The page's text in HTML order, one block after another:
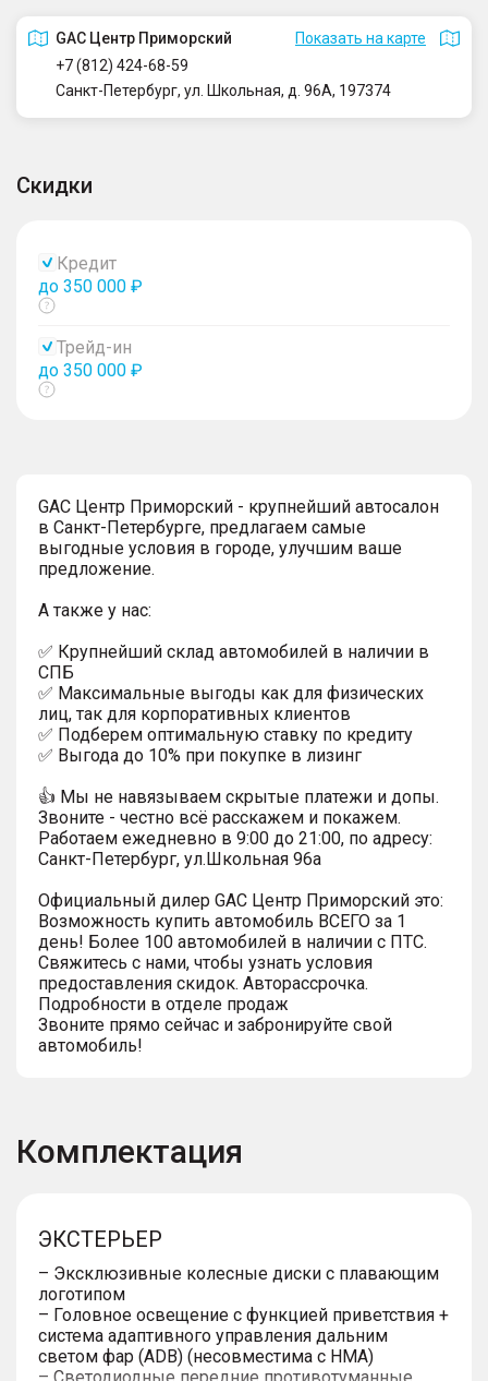
GAC Центр Приморский
Показать на карте
+7 (812) 424-68-59
Санкт-Петербург, ул. Школьная, д. 96А, 197374
Скидки
Кредит
до 350 000 ₽
Показать
Трейд-ин
до 350 000 ₽
Показать
GAC Центр Приморский - крупнейший автосалон
в Санкт-Петербурге, предлагаем самые
выгодные условия в городе, улучшим ваше
предложение.
А также у нас:
✅ Крупнейший склад автомобилей в наличии в
СПБ
✅ Максимальные выгоды как для физических
лиц, так для корпоративных клиентов
✅ Подберем оптимальную ставку по кредиту
✅ Выгода до 10% при покупке в лизинг
👍 Мы не навязываем скрытые платежи и допы.
Звоните - честно всё расскажем и покажем.
Работаем ежедневно в 9:00 до 21:00, по адресу:
Санкт-Петербург, ул.Школьная 96а
Официальный дилер GАС Центр Приморский это:
Возможность купить автомобиль ВСЕГО за 1
день! Более 100 автомобилей в наличии с ПТС.
Свяжитесь с нами, чтобы узнать условия
предоставления скидок. Авторассрочка.
Подробности в отделе продаж
Звоните прямо сейчас и забронируйте свой
автомобиль!
Комплектация
ЭКСТЕРЬЕР
– Эксклюзивные колесные диски с плавающим
логотипом
– Головное освещение с функцией приветствия +
система адаптивного управления дальним
светом фар (ADB) (несовместима с HMA)
– Светодиодные передние противотуманные